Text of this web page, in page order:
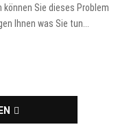
Sie dieses Problem
Ihnen was Sie tun...